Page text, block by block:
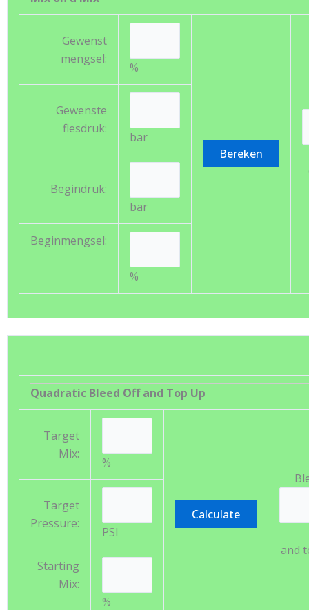
Gewenst
mengsel:
%
Gewenste
flesdruk:
bar
Begindruk:
bar
Beginmengsel:
%
Quadratic Bleed Off and Top Up
Target
Mix:
%
and
Target
Pressure:
PSI
Starting
Mix:
%